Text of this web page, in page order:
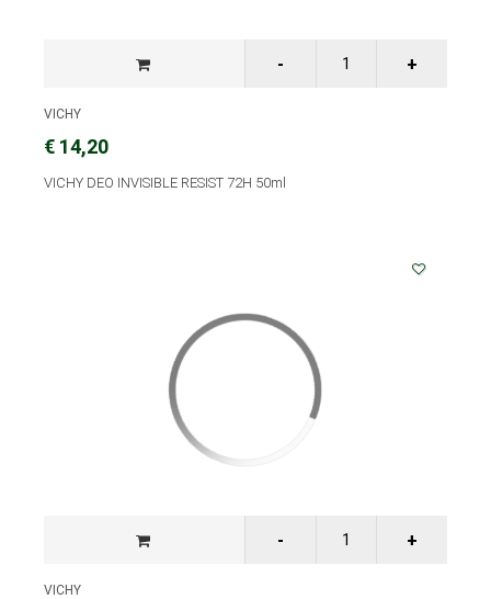
VICHY
€ 14,20
VICHY DEO INVISIBLE RESIST 72H 50ml
VICHY